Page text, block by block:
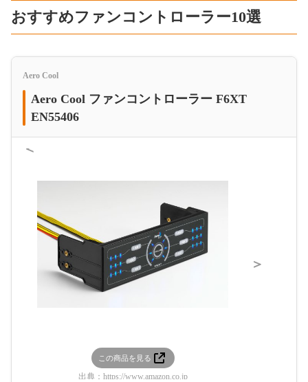
おすすめファンコントローラー10選
Aero Cool
Aero Cool ファンコントローラー F6XT
EN55406
＜
この商品を見る
出典： https://www.amazon.co.jp
＞